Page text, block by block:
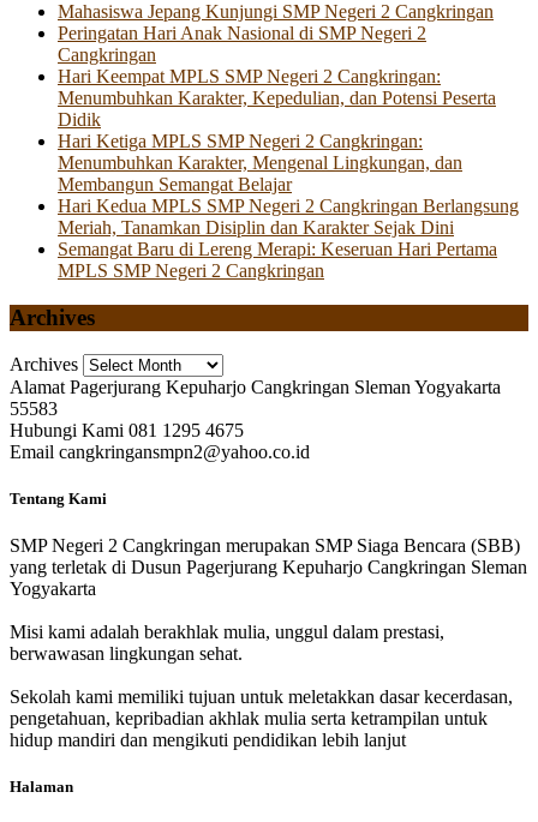
Mahasiswa Jepang Kunjungi SMP Negeri 2 Cangkringan
Peringatan Hari Anak Nasional di SMP Negeri 2
Cangkringan
Hari Keempat MPLS SMP Negeri 2 Cangkringan:
Menumbuhkan Karakter, Kepedulian, dan Potensi Peserta
Didik
Hari Ketiga MPLS SMP Negeri 2 Cangkringan:
Menumbuhkan Karakter, Mengenal Lingkungan, dan
Membangun Semangat Belajar
Hari Kedua MPLS SMP Negeri 2 Cangkringan Berlangsung
Meriah, Tanamkan Disiplin dan Karakter Sejak Dini
Semangat Baru di Lereng Merapi: Keseruan Hari Pertama
MPLS SMP Negeri 2 Cangkringan
Archives
Archives
Alamat Pagerjurang Kepuharjo Cangkringan Sleman Yogyakarta
55583
Hubungi Kami 081 1295 4675
Email cangkringansmpn2@yahoo.co.id
Tentang Kami
SMP Negeri 2 Cangkringan merupakan SMP Siaga Bencara (SBB)
yang terletak di Dusun Pagerjurang Kepuharjo Cangkringan Sleman
Yogyakarta
Misi kami adalah berakhlak mulia, unggul dalam prestasi,
berwawasan lingkungan sehat.
Sekolah kami memiliki tujuan untuk meletakkan dasar kecerdasan,
pengetahuan, kepribadian akhlak mulia serta ketrampilan untuk
hidup mandiri dan mengikuti pendidikan lebih lanjut
Halaman